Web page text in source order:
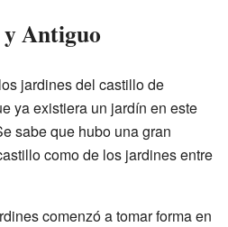
y Antiguo
jardines del castillo de
ya existiera un jardín en este
sabe que hubo una gran
como de los jardines entre
comenzó a tomar forma en